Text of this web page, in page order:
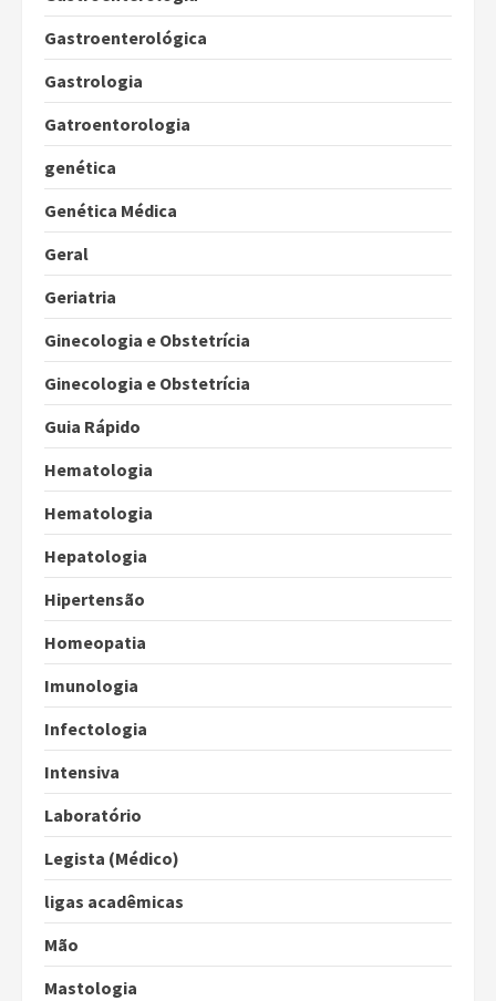
Gastroenterológica
Gastrologia
Gatroentorologia
genética
Genética Médica
Geral
Geriatria
Ginecologia e Obstetrícia
Ginecologia e Obstetrícia
Guia Rápido
Hematologia
Hematologia
Hepatologia
Hipertensão
Homeopatia
Imunologia
Infectologia
Intensiva
Laboratório
Legista (Médico)
ligas acadêmicas
Mão
Mastologia